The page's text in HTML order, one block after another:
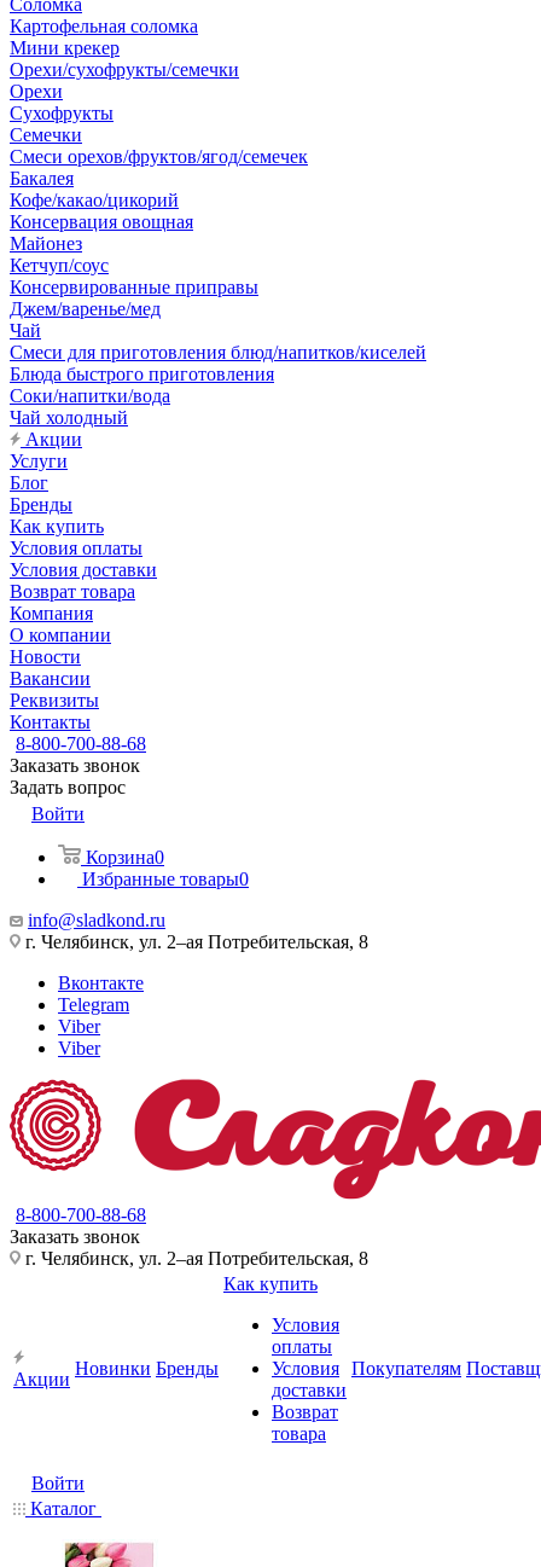
Соломка
Картофельная соломка
Мини крекер
Орехи/сухофрукты/семечки
Орехи
Сухофрукты
Семечки
Смеси орехов/фруктов/ягод/семечек
Бакалея
Кофе/какао/цикорий
Консервация овощная
Майонез
Кетчуп/соус
Консервированные приправы
Джем/варенье/мед
Чай
Смеси для приготовления блюд/напитков/киселей
Блюда быстрого приготовления
Соки/напитки/вода
Чай холодный
Акции
Услуги
Блог
Бренды
Как купить
Условия оплаты
Условия доставки
Возврат товара
Компания
О компании
Новости
Вакансии
Реквизиты
Контакты
8-800-700-88-68
Заказать звонок
Задать вопрос
Войти
Корзина0
Избранные товары0
info@sladkond.ru
г. Челябинск, ул. 2–ая Потребительская, 8
Вконтакте
Telegram
Viber
Viber
8-800-700-88-68
Заказать звонок
г. Челябинск, ул. 2–ая Потребительская, 8
Акции
Новинки Бренды
Как купить
Условия
оплаты
Условия
доставки
Возврат
товара
Покупателям
Войти
Каталог